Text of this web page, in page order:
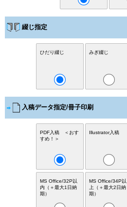
綴じ指定
ひだり綴じ みぎ綴じ
入稿データ指定/冊子印刷
PDF入稿 ＜おす
すめ！＞
Illustrator入稿
MS Office/32P以
内（＋最大1日納
期）
MS Office/34P以
上（＋最大2日納
期）